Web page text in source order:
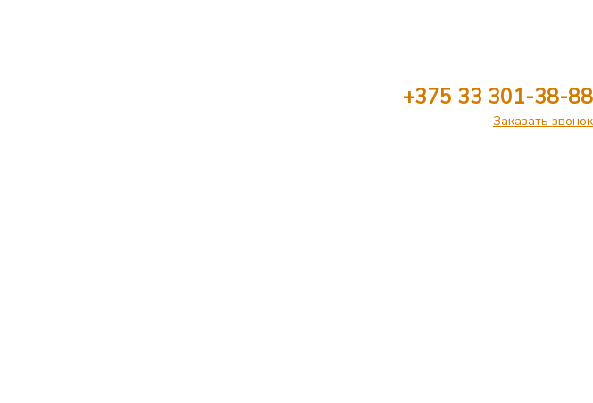
+375 33 301-38-88
Заказать звонок